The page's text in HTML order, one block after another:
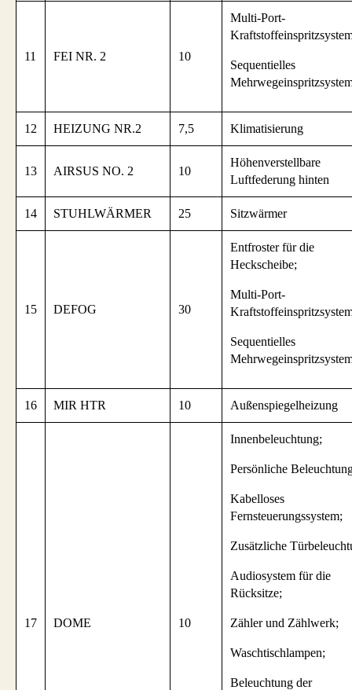
11 FEI NR. 2 10
Multi-Port-
Sequentielles
12 HEIZUNG NR.2 7,5 Klimatisierung
13 AIRSUS NO. 2 10
Höhenverstellbare
Luftfederung hinten
14 STUHLWÄRMER 25 Sitzwärmer
15 DEFOG 30
Entfroster für die
Heckscheibe;
Multi-Port-
Sequentielles
16 MIR HTR 10 Außenspiegelheizung
17 DOME 10
Innenbeleuchtung;
Persönliche
Kabelloses
Fernsteuerungssystem;
Zusätzliche
Audiosystem für die
Rücksitze;
Zähler und Zählwerk;
Waschtischlampen;
Beleuchtung der